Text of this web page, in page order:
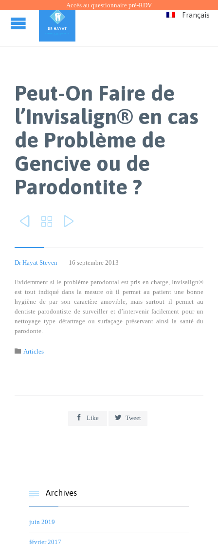
Accès au questionnaire pré-RDV
Français
Peut-On Faire de
l’Invisalign® en cas
de Problème de
Gencive ou de
Parodontite ?
  
Dr Hayat Steven 16 septembre 2013
Evidemment si le problème parodontal est pris en charge, Invisalign®
est tout indiqué dans la mesure où il permet au patient une bonne
hygiène de par son caractère amovible, mais surtout il permet au
dentiste parodontiste de surveiller et d’intervenir facilement pour un
nettoyage type détartrage ou surfaçage préservant ainsi la santé du
parodonte.
 Category
Articles
 Like  Tweet
 Archives
juin 2019
février 2017